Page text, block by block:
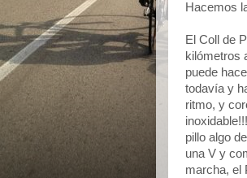
Hacemos
El Coll de
kilómetros
puede
todavía y
ritmo, y
pillo algo
una V y
marcha, el